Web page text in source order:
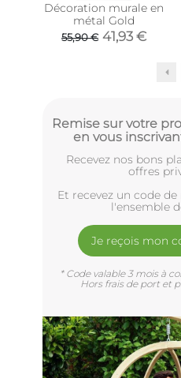
Décoration murale en
métal Gold
55,90 € 41,93 €
Remise sur votre
en vous
Recevez nos bons
offres
Et recevez un code
l'ensemble
Je reçois mon
* Code valable 3 mois à
Hors frais de port et